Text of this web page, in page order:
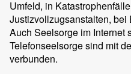
Umfeld, in
Justizvollzugsanstalten,
Auch Seelsorge im Internet
Telefonseelsorge sind mit
verbunden.